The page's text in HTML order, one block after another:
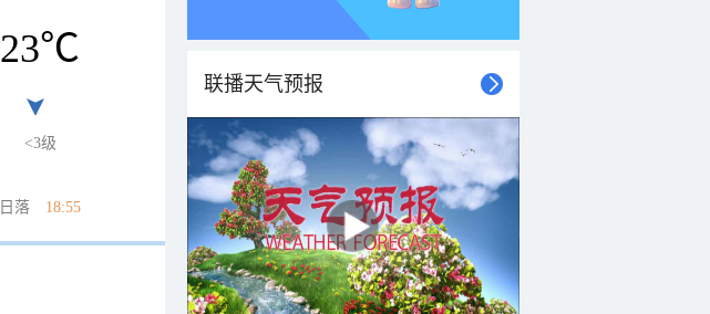
23℃
<3级
日落 18:55
联播天气预报